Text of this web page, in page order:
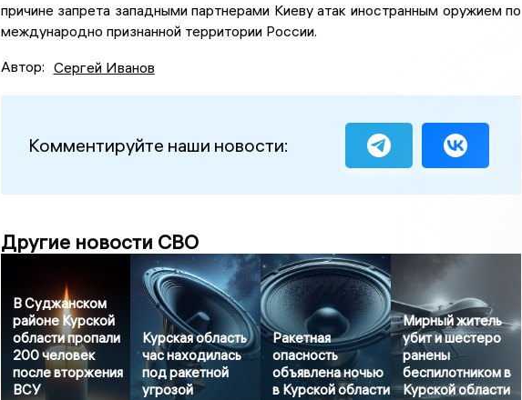
причине запрета западными партнерами Киеву атак иностранным оружием по
международно признанной территории России.
Автор: Сергей Иванов
Комментируйте наши новости:
Другие новости СВО
В Суджанском
районе Курской
области пропали
200 человек
после вторжения
ВСУ
Курская область
час находилась
под ракетной
угрозой
Ракетная
опасность
объявлена ночью
в Курской области
Мирный житель
убит и шестеро
ранены
беспилотником в
Курской области